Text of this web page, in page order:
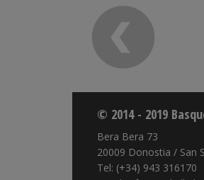
© 2014 - 2019
Bera Bera 73
20009 Donostia / San
Tel: (+34) 943 316170